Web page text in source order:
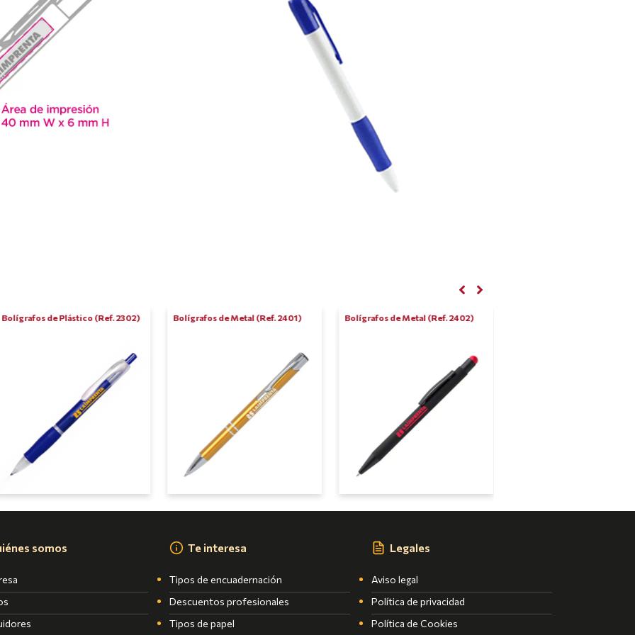
Bolígrafos de Plástico (Ref. 2302) Bolígrafos de Metal (Ref. 2401) Bolígrafos de Metal (Ref. 2402)
somos Te interesa
Tipos de encuadernación
Descuentos profesionales
Tipos de papel
Legales
Aviso legal
Política de privacidad
Política de Cookies